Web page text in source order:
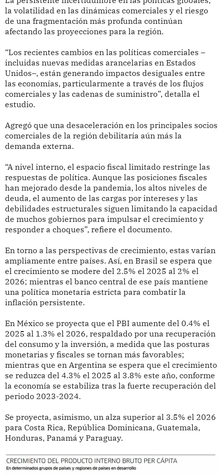
la volatilidad en las dinámicas comerciales y el riesgo
de una fragmentación más profunda continúan
afectando las proyecciones para la región.
“Los recientes cambios en las políticas comerciales –
incluidas nuevas medidas arancelarias en Estados
Unidos–, están generando impactos desiguales entre
las economías, particularmente a través de los flujos
comerciales y las cadenas de suministro”, detalla el
estudio.
Agregó que una desaceleración en los principales socios
comerciales de la región debilitaría aún más la
demanda externa.
“A nivel interno, el espacio fiscal limitado restringe las
respuestas de política. Aunque las posiciones fiscales
han mejorado desde la pandemia, los altos niveles de
deuda, el aumento de las cargas por intereses y las
debilidades estructurales siguen limitando la capacidad
de muchos gobiernos para impulsar el crecimiento y
responder a choques”, refiere el documento.
En torno a las perspectivas de crecimiento, estas varían
ampliamente entre países. Así, en Brasil se espera que
el crecimiento se modere del 2.5% el 2025 al 2% el
2026; mientras el banco central de ese país mantiene
una política monetaria estricta para combatir la
inflación persistente.
En México se proyecta que el PBI aumente del 0.4% el
2025 al 1.3% el 2026, respaldado por una recuperación
del consumo y la inversión, a medida que las posturas
monetarias y fiscales se tornan más favorables;
mientras que en Argentina se espera que el crecimiento
se reduzca del 4.3% el 2025 al 3.8% este año, conforme
la economía se estabiliza tras la fuerte recuperación del
periodo 2023-2024.
Se proyecta, asimismo, un alza superior al 3.5% el 2026
para Costa Rica, República Dominicana, Guatemala,
Honduras, Panamá y Paraguay.